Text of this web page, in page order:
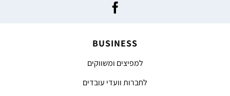
BUSINESS
למפיצים ומשווקים
לחברות וועדי עובדים